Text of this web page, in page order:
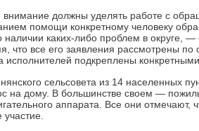
должны уделять работе с
помощи конкретному человеку
каких-либо проблем в округе, —
что все его заявления рассмотрены по
исполнителей подкреплены
сельсовета из 14 населенных
на дому. В большинстве своем —
аппарата. Все они отмечают,